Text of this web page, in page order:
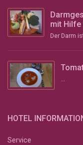
mit Hilfe
HOTEL
Service